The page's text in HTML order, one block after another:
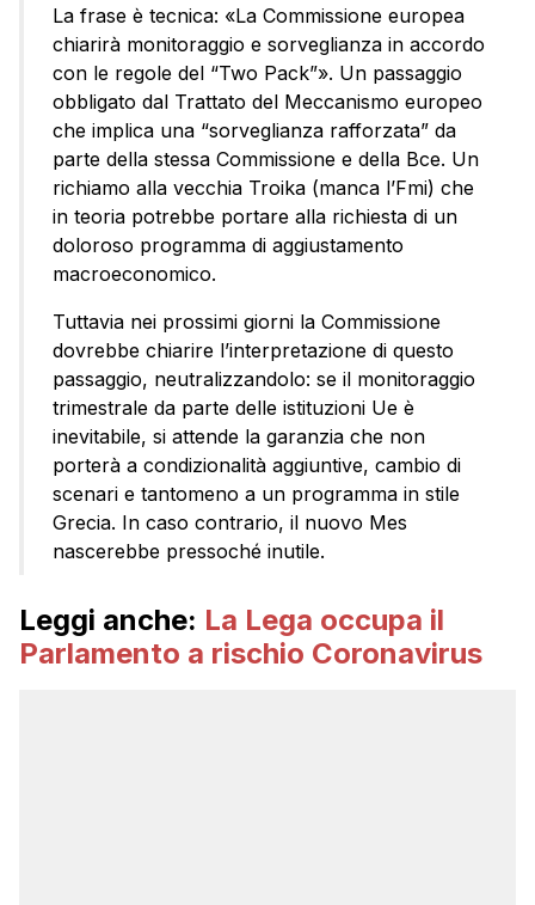
La frase è tecnica: «La Commissione europea
chiarirà monitoraggio e sorveglianza in accordo
con le regole del “Two Pack”». Un passaggio
obbligato dal Trattato del Meccanismo europeo
che implica una “sorveglianza rafforzata” da
parte della stessa Commissione e della Bce. Un
richiamo alla vecchia Troika (manca l’Fmi) che
in teoria potrebbe portare alla richiesta di un
doloroso programma di aggiustamento
macroeconomico.
Tuttavia nei prossimi giorni la Commissione
dovrebbe chiarire l’interpretazione di questo
passaggio, neutralizzandolo: se il monitoraggio
trimestrale da parte delle istituzioni Ue è
inevitabile, si attende la garanzia che non
porterà a condizionalità aggiuntive, cambio di
scenari e tantomeno a un programma in stile
Grecia. In caso contrario, il nuovo Mes
nascerebbe pressoché inutile.
Leggi anche: La Lega occupa il
Parlamento a rischio Coronavirus